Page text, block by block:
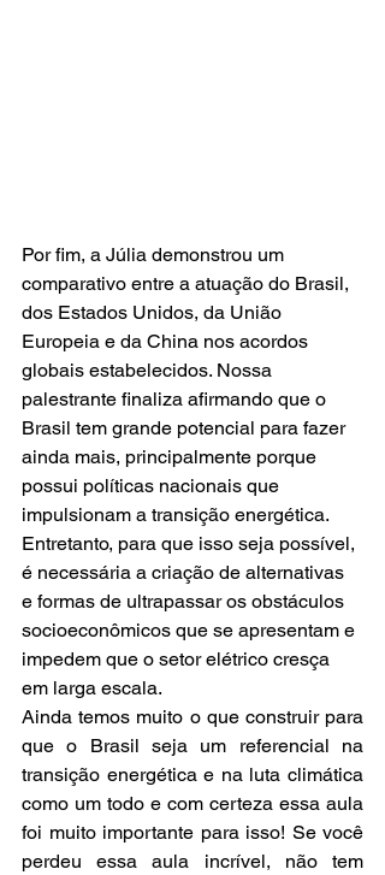
Por fim, a Júlia demonstrou um
comparativo entre a atuação do Brasil,
dos Estados Unidos, da União
Europeia e da China nos acordos
globais estabelecidos. Nossa
palestrante finaliza afirmando que o
Brasil tem grande potencial para fazer
ainda mais, principalmente porque
possui políticas nacionais que
impulsionam a transição energética.
Entretanto, para que isso seja possível,
é necessária a criação de alternativas
e formas de ultrapassar os obstáculos
socioeconômicos que se apresentam e
impedem que o setor elétrico cresça
em larga escala.
Ainda temos muito o que construir para
que o Brasil seja um referencial na
transição energética e na luta climática
como um todo e com certeza essa aula
foi muito importante para isso! Se você
perdeu essa aula incrível, não tem